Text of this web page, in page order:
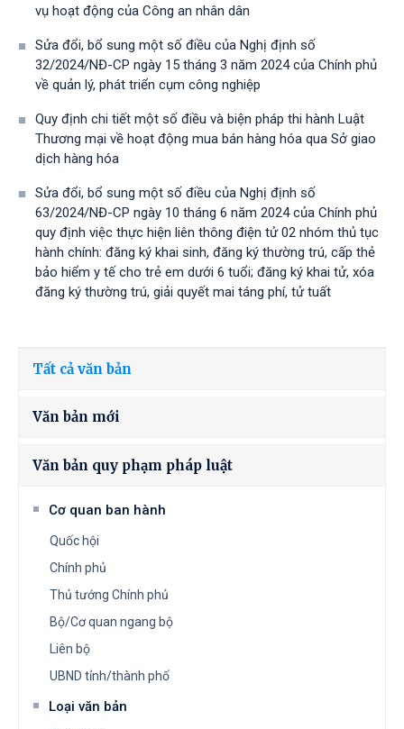
vụ hoạt động của Công an nhân dân
Sửa đổi, bổ sung một số điều của Nghị định số
32/2024/NĐ-CP ngày 15 tháng 3 năm 2024 của Chính phủ
về quản lý, phát triển cụm công nghiệp
Quy định chi tiết một số điều và biện pháp thi hành Luật
Thương mại về hoạt động mua bán hàng hóa qua Sở giao
dịch hàng hóa
Sửa đổi, bổ sung một số điều của Nghị định số
63/2024/NĐ-CP ngày 10 tháng 6 năm 2024 của Chính phủ
quy định việc thực hiện liên thông điện tử 02 nhóm thủ tục
hành chính: đăng ký khai sinh, đăng ký thường trú, cấp thẻ
bảo hiểm y tế cho trẻ em dưới 6 tuổi; đăng ký khai tử, xóa
đăng ký thường trú, giải quyết mai táng phí, tử tuất
Tất cả văn bản
Văn bản mới
Văn bản quy phạm pháp luật
Cơ quan ban hành
Quốc hội
Chính phủ
Thủ tướng Chính phủ
Bộ/Cơ quan ngang bộ
Liên bộ
UBND tỉnh/thành phố
Loại văn bản